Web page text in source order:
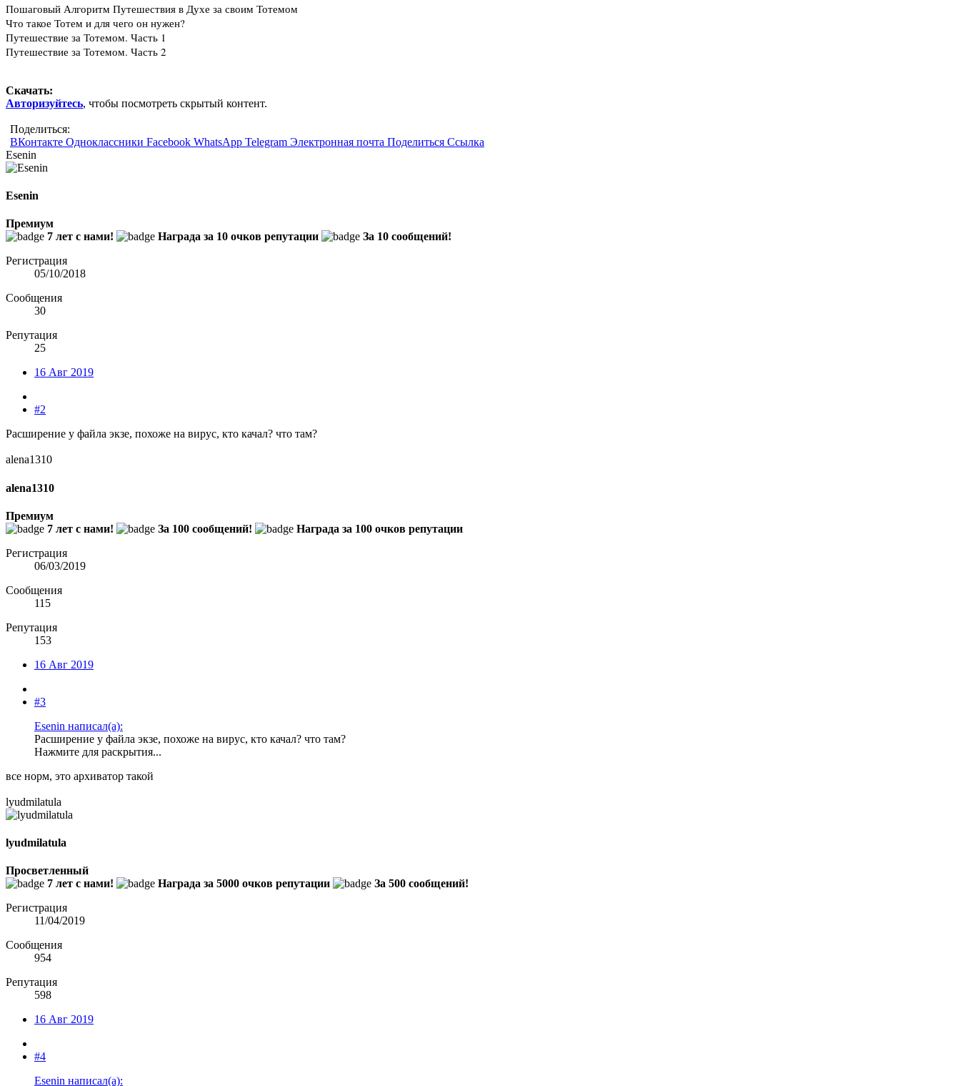
Пошаговый Алгоритм Путешествия в Духе за своим Тотемом
Что такое Тотем и для чего он нужен?
Путешествие за Тотемом. Часть 1
Путешествие за Тотемом. Часть 2
Скачать:
Авторизуйтесь, чтобы посмотреть скрытый контент.
Поделиться:
ВКонтакте Одноклассники Facebook WhatsApp Telegram Электронная почта Поделиться Ссылка
Esenin
Esenin
Премиум
7 лет с нами!
Награда за 10 очков репутации
За 10 сообщений!
Регистрация
05/10/2018
Сообщения
30
Репутация
25
16 Авг 2019
#2
Расширение у файла экзе, похоже на вирус, кто качал? что там?
alena1310
alena1310
Премиум
7 лет с нами!
За 100 сообщений!
Награда за 100 очков репутации
Регистрация
06/03/2019
Сообщения
115
Репутация
153
16 Авг 2019
#3
Esenin написал(а):
Расширение у файла экзе, похоже на вирус, кто качал? что там?
Нажмите для раскрытия...
все норм, это архиватор такой
lyudmilatula
lyudmilatula
Просветленный
7 лет с нами!
Награда за 5000 очков репутации
За 500 сообщений!
Регистрация
11/04/2019
Сообщения
954
Репутация
598
16 Авг 2019
#4
Esenin написал(а):